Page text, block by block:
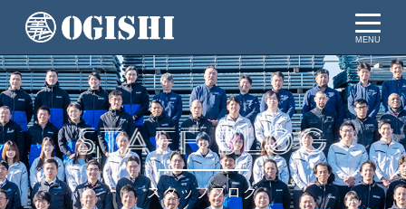
MENU
スタッフブログ